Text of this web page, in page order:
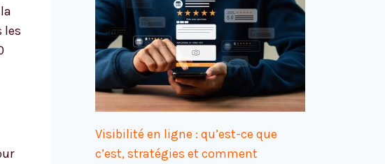
les
Visibilité en ligne : qu’est-ce que
c’est, stratégies et comment